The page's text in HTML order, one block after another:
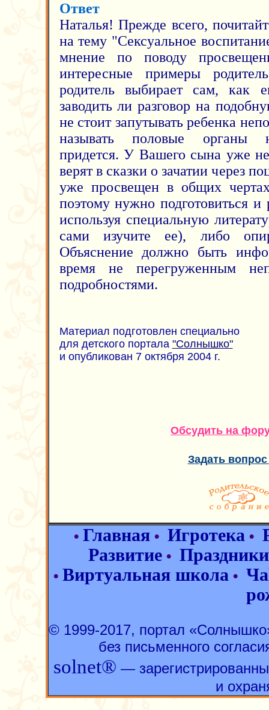
Ответ
Наталья! Прежде всего,
на тему "Сексуальное
мнение по поводу
интересные примеры
родитель выбирает сам, как
заводить ли разговор на
не стоит запутывать ребенка
называть половые органы
придется. У Вашего сына уже не
верят в сказки о зачатии через
уже просвещен в общих
поэтому нужно подготовиться и
используя специальную
сами изучите ее), либо
Объяснение должно быть
время не перегруженным
подробностями.
Материал подготовлен специально
для детского портала "Солнышко"
и опубликован 7 октября 2004 г.
Обсудить на
Задать
• Главная • Игротека •
Развитие• Праздники
• Виртуальная школа •
© 1999-2017, портал
без письменного
solnet® —
и